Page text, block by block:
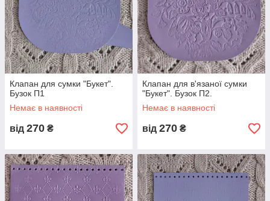
Клапан для сумки "Букет".
Бузок П1
Немає в наявності
від 270 ₴
Клапан для в'язаної сумки
"Букет". Бузок П2.
Немає в наявності
від 270 ₴